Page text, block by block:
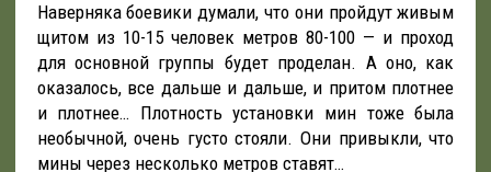
Наверняка боевики думали, что они пройдут живым
щитом из 10-15 человек метров 80-100 — и проход
для основной группы будет проделан. А оно, как
оказалось, все дальше и дальше, и притом плотнее
и плотнее… Плотность установки мин тоже была
необычной, очень густо стояли. Они привыкли, что
мины через несколько метров ставят…